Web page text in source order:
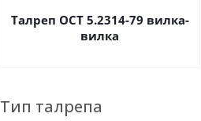
Талреп ОСТ 5.2314-79 вилка-
вилка
Тип талрепа